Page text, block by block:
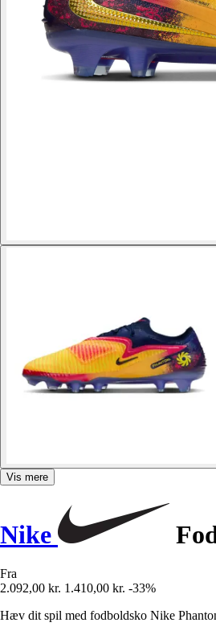
Vis mere
Nike
Fra
2.092,00 kr. 1.410,00 kr. -33%
Hæv dit spil med fodboldsko Nike